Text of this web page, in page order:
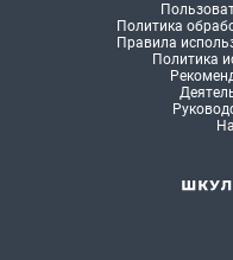
Политика
Правила
Политика